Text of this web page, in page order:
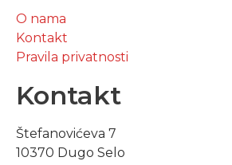
O nama
Kontakt
Pravila privatnosti
Kontakt
Štefanovićeva 7
10370 Dugo Selo